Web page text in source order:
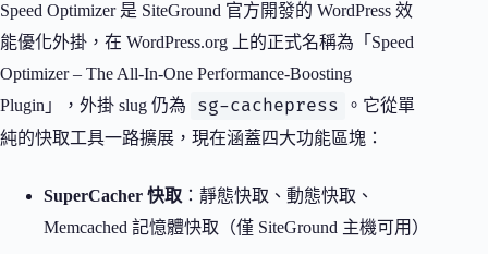
Speed Optimizer 是 SiteGround 官方開發的 WordPress 效
能優化外掛，在 WordPress.org 上的正式名稱為「Speed
Optimizer – The All-In-One Performance-Boosting
Plugin」，外掛 slug 仍為
sg-cachepress
。它從單
純的快取工具一路擴展，現在涵蓋四大功能區塊：
SuperCacher 快取 ：靜態快取、動態快取、
Memcached 記憶體快取（僅 SiteGround 主機可用）